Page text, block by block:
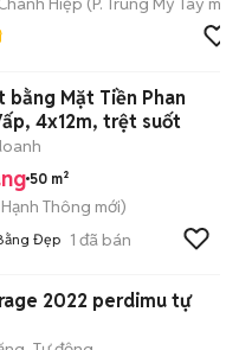
bằng Mặt Tiền Phan
4x12m, trệt suốt
50 m²
Hạnh Thông mới)
Đẹp 1 đã bán
2022 perdimu tự